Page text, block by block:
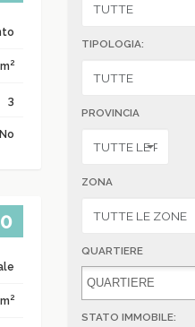
2
3
No
2
TIPOLOGIA:
PROVINCIA
ZONA
QUARTIERE
STATO IMMOBILE: